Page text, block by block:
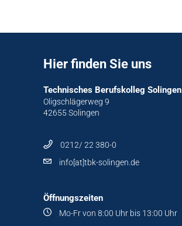
Hier finden Sie uns
Technisches Berufskolleg Solingen
Oligschlägerweg 9
42655 Solingen
0212/ 22 380-0
info[at]tbk-solingen.de
Öffnungszeiten
Mo-Fr von 8:00 Uhr bis 13:00 Uhr